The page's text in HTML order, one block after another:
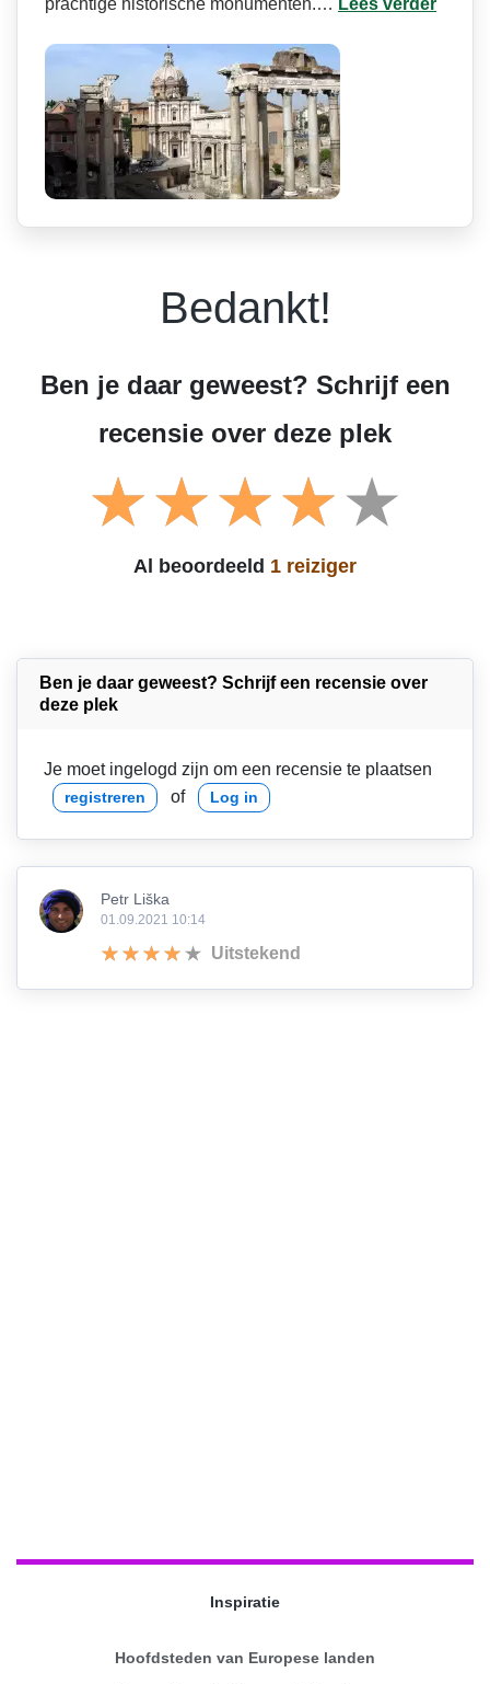
Bedankt!
Ben je daar geweest? Schrijf een
recensie over deze plek
Al beoordeeld 1 reiziger
Ben je daar geweest? Schrijf een recensie over
deze plek
Je moet ingelogd zijn om een recensie te plaatsen
registreren of Log in
Petr Liška
01.09.2021 10:14
Uitstekend
Inspiratie
Hoofdsteden van Europese landen